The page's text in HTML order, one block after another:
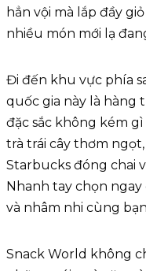
hẳn vội mà lắp đầy
nhiều món mới lạ
Đi đến khu vực phía
quốc gia này là hàng
đặc sắc không kém
trà trái cây thơm ngọt,
Starbucks đóng chai
Nhanh tay chọn
và nhâm nhi cùng
Snack World không